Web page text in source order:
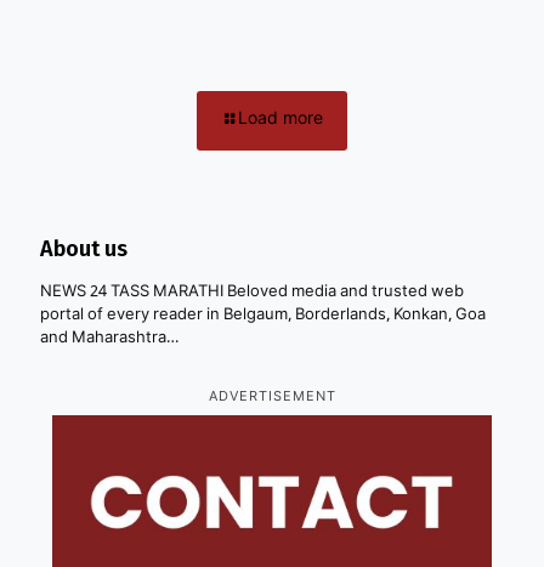
Load more
About us
NEWS 24 TASS MARATHI Beloved media and trusted web
portal of every reader in Belgaum, Borderlands, Konkan, Goa
and Maharashtra…
ADVERTISEMENT